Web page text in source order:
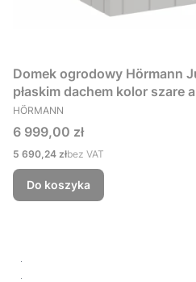
Domek ogrodowy Hörmann
płaskim dachem kolor szare
229x181 cm
PRODUCENT
HÖRMANN
Cena
6 999,00 zł
Cena
5 690,24 złbez VAT
Do koszyka